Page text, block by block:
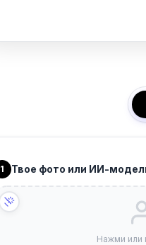
1 Твое фото или ИИ-
Нажми или